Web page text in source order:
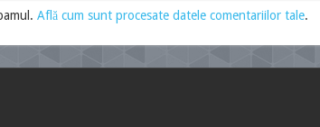
Află cum sunt procesate datele comentariilor tale.